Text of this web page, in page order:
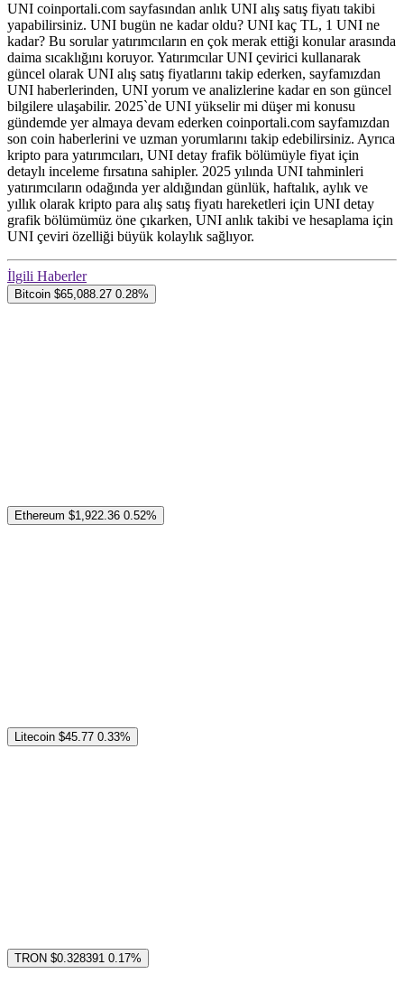
UNI coinportali.com sayfasından anlık UNI alış satış fiyatı takibi
yapabilirsiniz. UNI bugün ne kadar oldu? UNI kaç TL, 1 UNI ne
kadar? Bu sorular yatırımcıların en çok merak ettiği konular arasında
daima sıcaklığını koruyor. Yatırımcılar UNI çevirici kullanarak
güncel olarak UNI alış satış fiyatlarını takip ederken, sayfamızdan
UNI haberlerinden, UNI yorum ve analizlerine kadar en son güncel
bilgilere ulaşabilir. 2025`de UNI yükselir mi düşer mi konusu
gündemde yer almaya devam ederken coinportali.com sayfamızdan
son coin haberlerini ve uzman yorumlarını takip edebilirsiniz. Ayrıca
kripto para yatırımcıları, UNI detay frafik bölümüyle fiyat için
detaylı inceleme fırsatına sahipler. 2025 yılında UNI tahminleri
yatırımcıların odağında yer aldığından günlük, haftalık, aylık ve
yıllık olarak kripto para alış satış fiyatı hareketleri için UNI detay
grafik bölümümüz öne çıkarken, UNI anlık takibi ve hesaplama için
UNI çeviri özelliği büyük kolaylık sağlıyor.
İlgili Haberler
Bitcoin $65,088.27 0.28%
Ethereum $1,922.36 0.52%
Litecoin $45.77 0.33%
TRON $0.328391 0.17%